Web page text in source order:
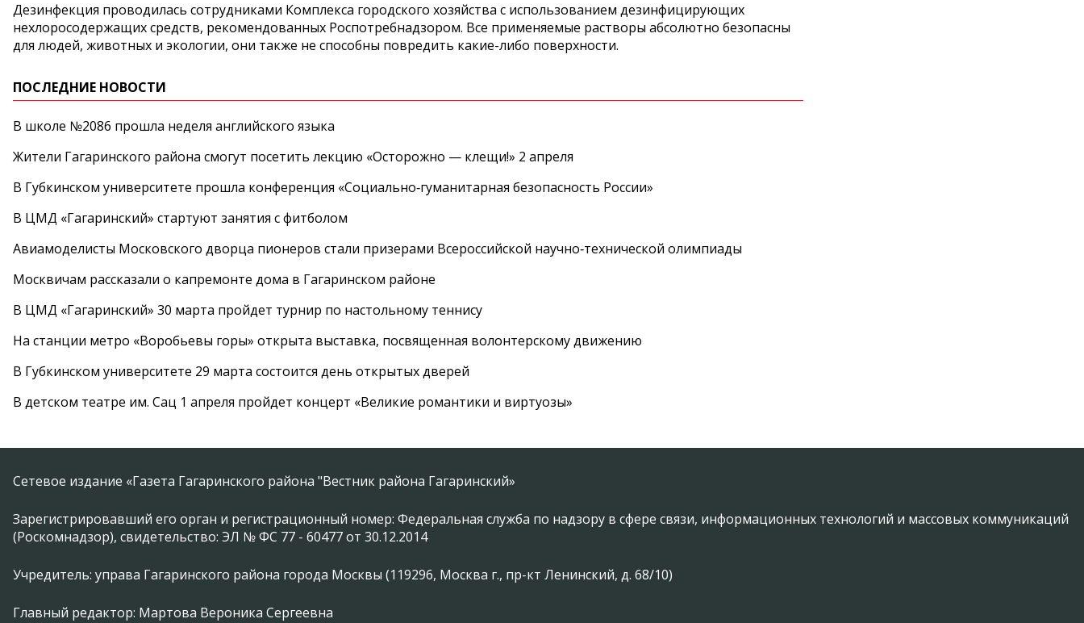
Дезинфекция проводилась сотрудниками Комплекса городского хозяйства с использованием дезинфицирующих
нехлоросодержащих средств, рекомендованных Роспотребнадзором. Все применяемые растворы абсолютно безопасны
для людей, животных и экологии, они также не способны повредить какие-либо поверхности.
ПОСЛЕДНИЕ НОВОСТИ
В школе №2086 прошла неделя английского языка
Жители Гагаринского района смогут посетить лекцию «Осторожно — клещи!» 2 апреля
В Губкинском университете прошла конференция «Социально‑гуманитарная безопасность России»
В ЦМД «Гагаринский» стартуют занятия с фитболом
Авиамоделисты Московского дворца пионеров стали призерами Всероссийской научно‑технической олимпиады
Москвичам рассказали о капремонте дома в Гагаринском районе
В ЦМД «Гагаринский» 30 марта пройдет турнир по настольному теннису
На станции метро «Воробьевы горы» открыта выставка, посвященная волонтерскому движению
В Губкинском университете 29 марта состоится день открытых дверей
В детском театре им. Сац 1 апреля пройдет концерт «Великие романтики и виртуозы»
Сетевое издание «Газета Гагаринского района "Вестник района Гагаринский»
Зарегистрировавший его орган и регистрационный номер: Федеральная служба по надзору в сфере связи, информационных технологий и массовых коммуникаций
(Роскомнадзор), свидетельство: ЭЛ № ФС 77 - 60477 от 30.12.2014
Учредитель: управа Гагаринского района города Москвы (119296, Москва г., пр-кт Ленинский, д. 68/10)
Главный редактор: Мартова Вероника Сергеевна